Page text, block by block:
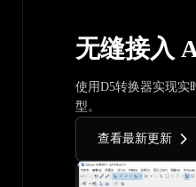
无缝接入
使用D5转换器实现实
型。
查看最新更新